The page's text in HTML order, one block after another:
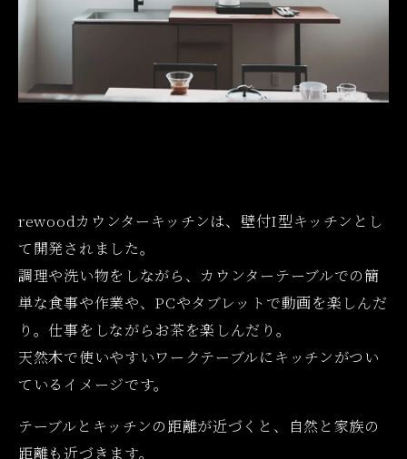
rewoodカウンターキッチンは、壁付I型キッチンとし
て開発されました。
調理や洗い物をしながら、カウンターテーブルでの簡
単な食事や作業や、PCやタブレットで動画を楽しんだ
り。仕事をしながらお茶を楽しんだり。
天然木で使いやすいワークテーブルにキッチンがつい
ているイメージです。
テーブルとキッチンの距離が近づくと、自然と家族の
距離も近づきます。